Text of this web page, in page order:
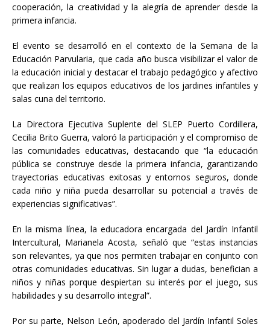
cooperación, la creatividad y la alegría de aprender desde la
primera infancia.
El evento se desarrolló en el contexto de la Semana de la
Educación Parvularia, que cada año busca visibilizar el valor de
la educación inicial y destacar el trabajo pedagógico y afectivo
que realizan los equipos educativos de los jardines infantiles y
salas cuna del territorio.
La Directora Ejecutiva Suplente del SLEP Puerto Cordillera,
Cecilia Brito Guerra, valoró la participación y el compromiso de
las comunidades educativas, destacando que “la educación
pública se construye desde la primera infancia, garantizando
trayectorias educativas exitosas y entornos seguros, donde
cada niño y niña pueda desarrollar su potencial a través de
experiencias significativas”.
En la misma línea, la educadora encargada del Jardín Infantil
Intercultural, Marianela Acosta, señaló que “estas instancias
son relevantes, ya que nos permiten trabajar en conjunto con
otras comunidades educativas. Sin lugar a dudas, benefician a
niños y niñas porque despiertan su interés por el juego, sus
habilidades y su desarrollo integral”.
Por su parte, Nelson León, apoderado del Jardín Infantil Soles